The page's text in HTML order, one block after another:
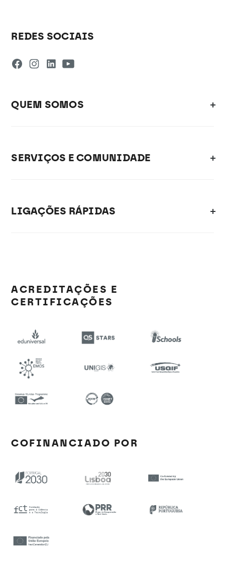
REDES SOCIAIS
QUEM SOMOS
SERVIÇOS E COMUNIDADE
LIGAÇÕES RÁPIDAS
ACREDITAÇÕES E
CERTIFICAÇÕES
COFINANCIADO POR